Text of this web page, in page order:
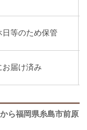
日等のため保管
お届け済み
ら福岡県糸島市前原